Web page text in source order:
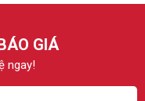
GIÁ
ngay!